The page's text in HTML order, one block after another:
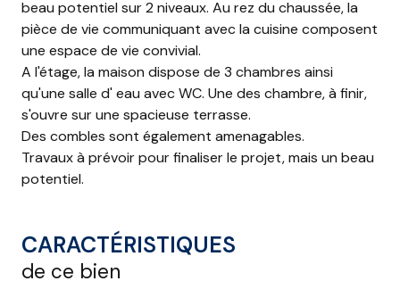
beau potentiel sur 2 niveaux. Au rez du chaussée, la
pièce de vie communiquant avec la cuisine composent
une espace de vie convivial.
A l'étage, la maison dispose de 3 chambres ainsi
qu'une salle d' eau avec WC. Une des chambre, à finir,
s'ouvre sur une spacieuse terrasse.
Des combles sont également amenagables.
Travaux à prévoir pour finaliser le projet, mais un beau
potentiel.
CARACTÉRISTIQUES
de ce bien